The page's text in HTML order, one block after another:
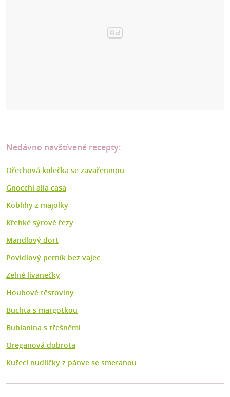
Nedávno navštívené recepty:
Ořechová kolečka se zavařeninou
Gnocchi alla casa
Koblihy z majolky
Křehké sýrové řezy
Mandlový dort
Povidlový perník bez vajec
Zelné lívanečky
Houbové těstoviny
Buchta s margotkou
Bublanina s třešněmi
Oreganová dobrota
Kuřecí nudličky z pánve se smetanou